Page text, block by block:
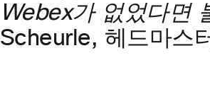
Webex가 없었다면
Scheurle, 헤드마스